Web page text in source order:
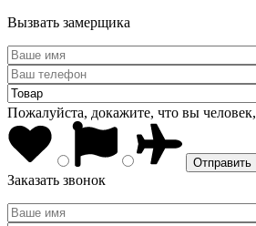
Вызвать замерщика
Пожалуйста, докажите, что вы
Заказать звонок